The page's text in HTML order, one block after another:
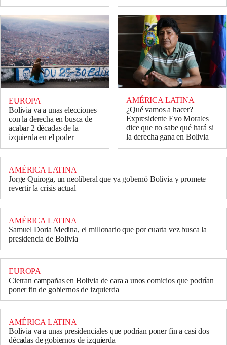
EUROPA
Bolivia va a unas elecciones
con la derecha en busca de
acabar 2 décadas de la
izquierda en el poder
AMÉRICA LATINA
¿Qué vamos a hacer?
Expresidente Evo Morales
dice que no sabe qué hará si
la derecha gana en Bolivia
AMÉRICA LATINA
Jorge Quiroga, un neoliberal que ya gobernó Bolivia y promete
revertir la crisis actual
AMÉRICA LATINA
Samuel Doria Medina, el millonario que por cuarta vez busca la
presidencia de Bolivia
EUROPA
Cierran campañas en Bolivia de cara a unos comicios que podrían
poner fin de gobiernos de izquierda
AMÉRICA LATINA
Bolivia va a unas presidenciales que podrían poner fin a casi dos
décadas de gobiernos de izquierda